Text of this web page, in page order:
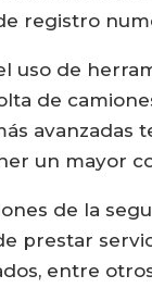
registro
de
de
un mayor
de la
prestar
entre